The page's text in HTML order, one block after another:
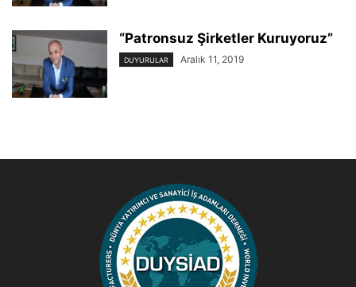
“Patronsuz Şirketler Kuruyoruz”
DUYURULAR Aralık 11, 2019